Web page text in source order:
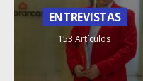
ENTREVISTAS
153 Artículos